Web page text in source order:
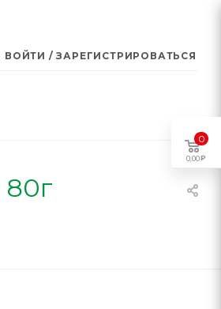
ВОЙТИ / ЗАРЕГИСТРИРОВАТЬСЯ
0
0,00